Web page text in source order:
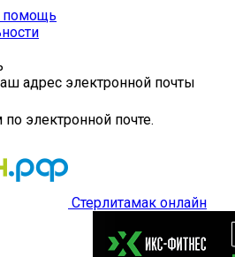
помощь
адрес электронной почты
электронной почте.
Стерлитамак онлайн